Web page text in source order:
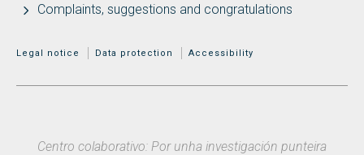
Complaints, suggestions and congratulations
MENÚ ADICIONAL
Legal notice Data protection Accessibility
Centro colaborativo: Por unha investigación punteira